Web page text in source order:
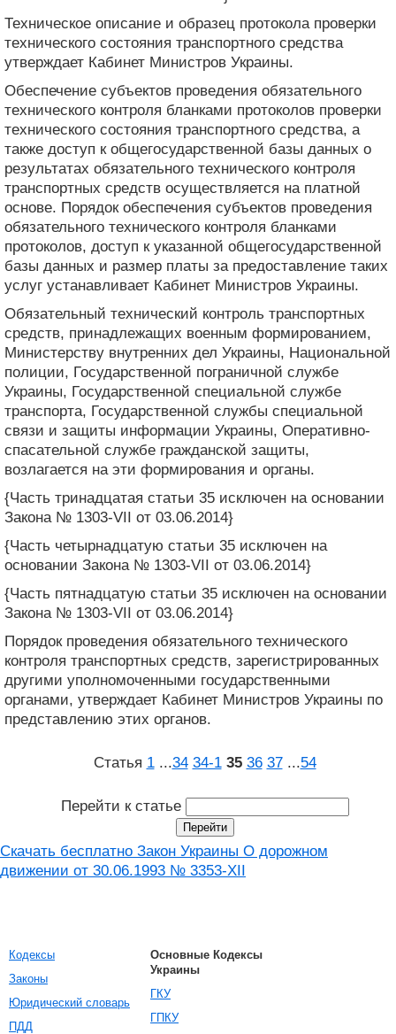
Техническое описание и образец протокола проверки
технического состояния транспортного средства
утверждает Кабинет Министров Украины.
Обеспечение субъектов проведения обязательного
технического контроля бланками протоколов проверки
технического состояния транспортного средства, а
также доступ к общегосударственной базы данных о
результатах обязательного технического контроля
транспортных средств осуществляется на платной
основе. Порядок обеспечения субъектов проведения
обязательного технического контроля бланками
протоколов, доступ к указанной общегосударственной
базы данных и размер платы за предоставление таких
услуг устанавливает Кабинет Министров Украины.
Обязательный технический контроль транспортных
средств, принадлежащих военным формированием,
Министерству внутренних дел Украины, Национальной
полиции, Государственной пограничной службе
Украины, Государственной специальной службе
транспорта, Государственной службы специальной
связи и защиты информации Украины, Оперативно-
спасательной службе гражданской защиты,
возлагается на эти формирования и органы.
{Часть тринадцатая статьи 35 исключен на основании
Закона № 1303-VII от 03.06.2014}
{Часть четырнадцатую статьи 35 исключен на
основании Закона № 1303-VII от 03.06.2014}
{Часть пятнадцатую статьи 35 исключен на основании
Закона № 1303-VII от 03.06.2014}
Порядок проведения обязательного технического
контроля транспортных средств, зарегистрированных
другими уполномоченными государственными
органами, утверждает Кабинет Министров Украины по
представлению этих органов.
Статья 1 ...34 34‑1 35 36 37 ...54
Перейти к статье
Скачать бесплатно Закон Украины О дорожном
движении от 30.06.1993 № 3353-XII
Кодексы
Законы
Юридический словарь
ПДД
Основные Кодексы
Украины
ГКУ
ГПКУ